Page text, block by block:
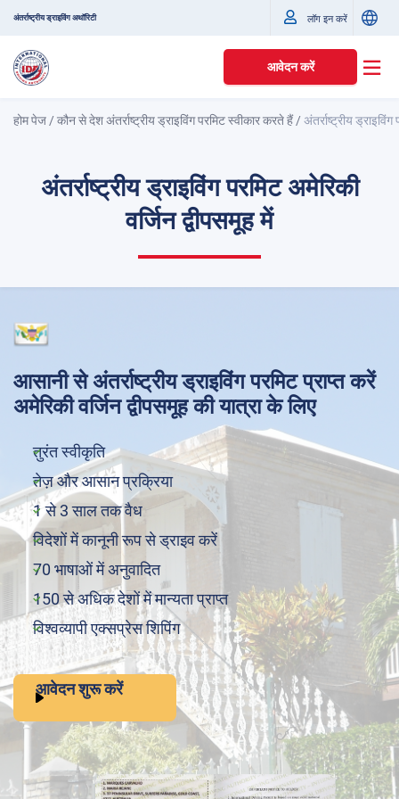
अंतर्राष्ट्रीय ड्राइविंग अथॉरिटी लॉग इन करें
आवेदन करें
होम पेज /कौन से देश अंतर्राष्ट्रीय ड्राइविंग परमिट स्वीकार करते हैं/अंतर्राष्ट्रीय
अंतर्राष्ट्रीय ड्राइविंग परमिट अमेरिकी
वर्जिन द्वीपसमूह में
आसानी से अंतर्राष्ट्रीय ड्राइविंग परमिट प्राप्त करें
अमेरिकी वर्जिन द्वीपसमूह की यात्रा के लिए
तुरंत स्वीकृति
तेज़ और आसान प्रक्रिया
1 से 3 साल तक वैध
विदेशों में कानूनी रूप से ड्राइव करें
70 भाषाओं में अनुवादित
150 से अधिक देशों में मान्यता प्राप्त
विश्वव्यापी एक्सप्रेस शिपिंग
आवेदन शुरू करें